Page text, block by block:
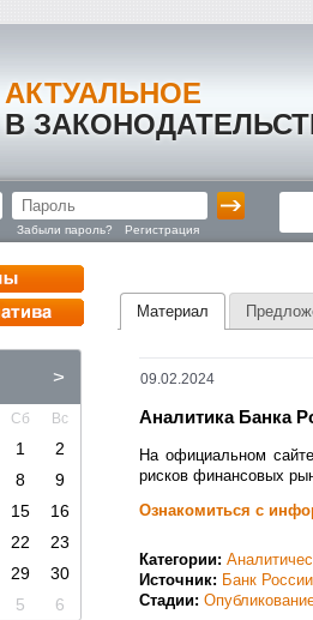
АКТУАЛЬНОЕ
В
Забыли пароль? Регистрация
>
Сб Вс
1
2
8
9
15
16
22
23
29
30
5 6
Материал
09.02.2024
Аналитика Банка
На официальном
рисков финансовых
Ознакомиться с
Категории:
Источник: Банк России
Стадии: